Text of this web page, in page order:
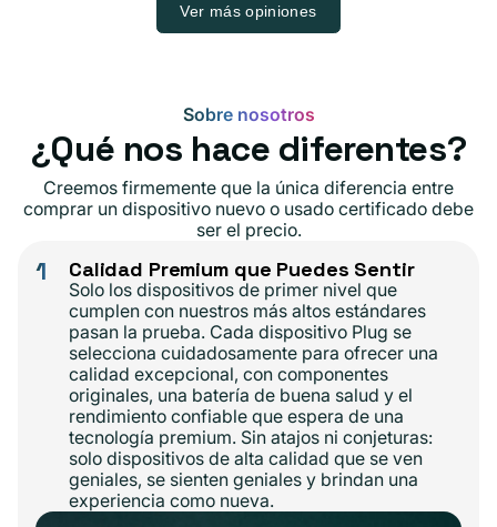
Ver más opiniones
Sobre nosotros
¿Qué nos hace diferentes?
Creemos firmemente que la única diferencia entre
comprar un dispositivo nuevo o usado certificado debe
ser el precio.
1 Calidad Premium que Puedes Sentir
Solo los dispositivos de primer nivel que
cumplen con nuestros más altos estándares
pasan la prueba. Cada dispositivo Plug se
selecciona cuidadosamente para ofrecer una
calidad excepcional, con componentes
originales, una batería de buena salud y el
rendimiento confiable que espera de una
tecnología premium. Sin atajos ni conjeturas:
solo dispositivos de alta calidad que se ven
geniales, se sienten geniales y brindan una
experiencia como nueva.